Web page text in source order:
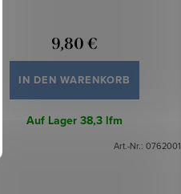
9,80 €
IN DEN WARENKORB
Auf Lager38,3 lfm
Art.-Nr.: 0762001